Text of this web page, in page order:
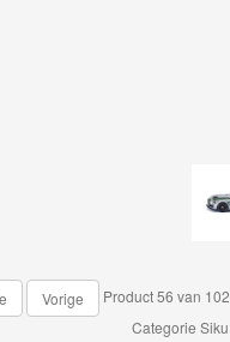
Vorige Product 56 van 102
Categorie Siku